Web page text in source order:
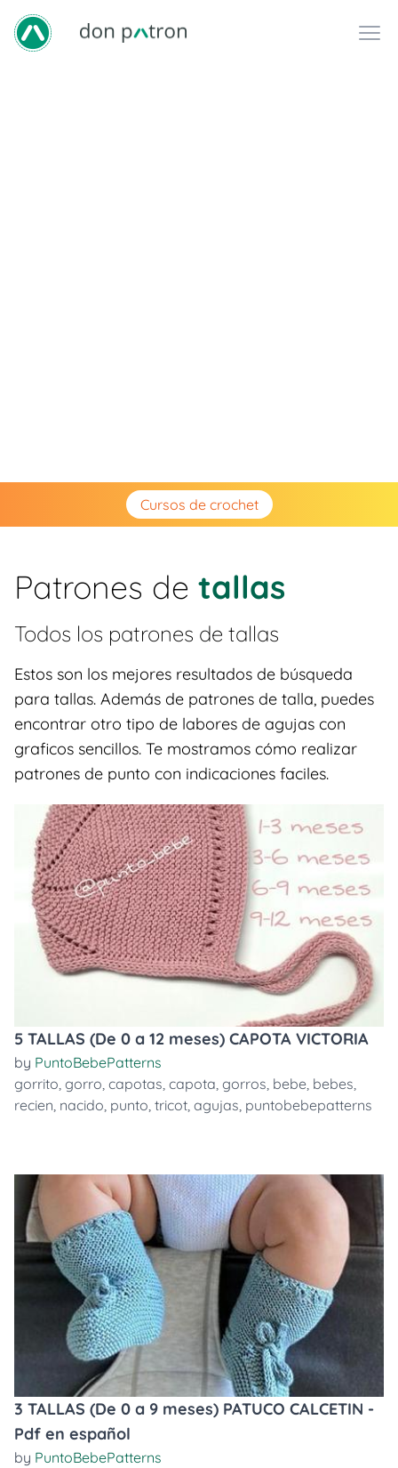
Cursos de crochet
Patrones de tallas
Todos los patrones de tallas
Estos son los mejores resultados de búsqueda
para tallas. Además de patrones de talla, puedes
encontrar otro tipo de labores de agujas con
graficos sencillos. Te mostramos cómo realizar
patrones de punto con indicaciones faciles.
5 TALLAS (De 0 a 12 meses) CAPOTA VICTORIA
by PuntoBebePatterns
gorrito, gorro, capotas, capota, gorros, bebe, bebes,
recien, nacido, punto, tricot, agujas, puntobebepatterns
3 TALLAS (De 0 a 9 meses) PATUCO CALCETIN -
Pdf en español
by PuntoBebePatterns